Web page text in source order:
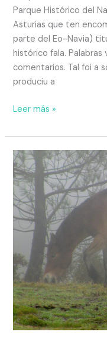
Parque Histórico del
Asturias que ten
parte del Eo-Navia)
histórico fala. Palabras
comentarios. Tal foi a
produciu a
Leer más »